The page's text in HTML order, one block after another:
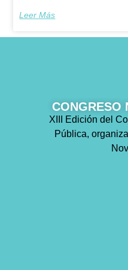
Leer Más
CONGRESO
XIII Edición del
Pública,